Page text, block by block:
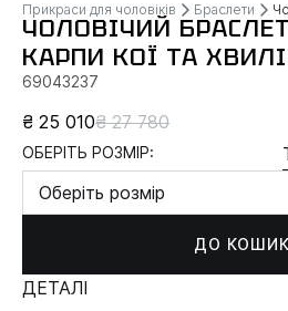
Прикраси для чоловіків Браслети
ЧОЛОВІЧИЙ
КАРПИ КОЇ ТА
69043237
₴ 25 010₴ 27 780
ОБЕРІТЬ РОЗМІР:
Оберіть розмір
ДО
ДЕТАЛІ